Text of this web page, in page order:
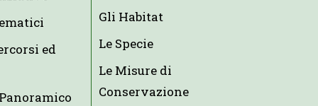
ed
Gli Habitat
Le Specie
Le Misure di
Conservazione